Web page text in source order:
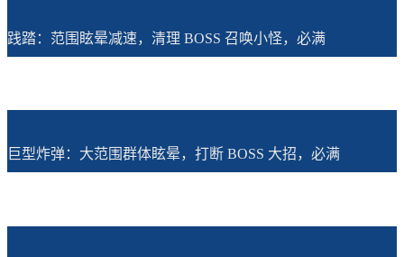
践踏：范围眩晕减速，清理 BOSS 召唤小怪，必满
巨型炸弹：大范围群体眩晕，打断 BOSS 大招，必满